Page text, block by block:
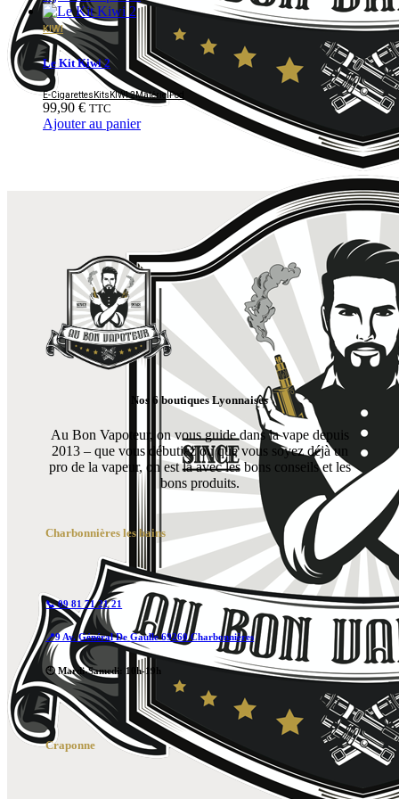
KIWI
Le Kit Kiwi 2
E-Cigarettes Kits KIWI 2MatérielPod
99,90 € TTC
Ajouter au panier
Nos 6 boutiques Lyonnaises
Au Bon Vapoteur, on vous guide dans la vape depuis
2013 – que vous débutiez ou que vous soyez déjà un
pro de la vapeur, on est là avec les bons conseils et les
bons produits.
Charbonnières les bains
📞 09 81 71 21 21
📍9 Av. Général De Gaulle 69260 Charbonnières
🕙 Mardi-Samedi: 10h-19h
Craponne